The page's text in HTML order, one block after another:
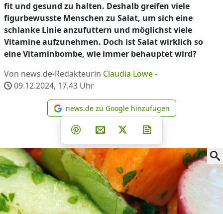
fit und gesund zu halten. Deshalb greifen viele
figurbewusste Menschen zu Salat, um sich eine
schlanke Linie anzufuttern und möglichst viele
Vitamine aufzunehmen. Doch ist Salat wirklich so
eine Vitaminbombe, wie immer behauptet wird?
Von news.de-Redakteurin Claudia Löwe-
09.12.2024, 17.43 Uhr
news.de zu Google
news.de zu Google hinzufügen
Teilen auf Facebook
Teilen auf Whatsapp
Teilen auf Telegram
Teilen auf Pinterest
Per E-Mail teilen
Post auf X